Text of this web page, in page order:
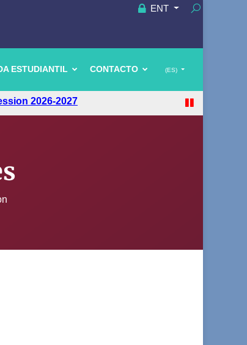
ENT
(ES)
ESTUDIANTIL CONTACTO
2026-2027